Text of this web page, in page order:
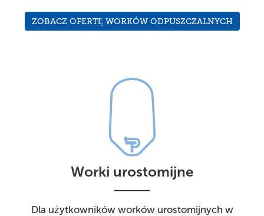
ZOBACZ OFERTĘ WORKÓW ODPUSZCZALNYCH
Worki urostomijne
Dla użytkowników worków urostomijnych w